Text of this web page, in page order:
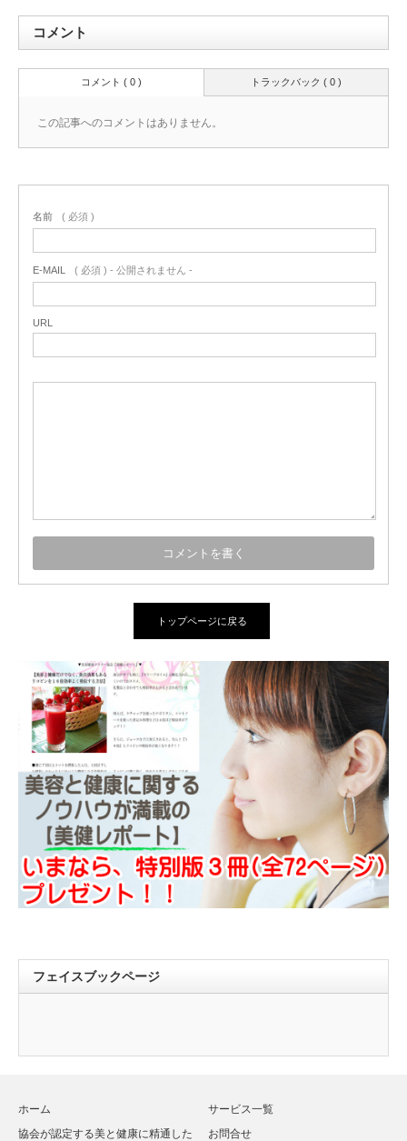
コメント
トラックバック ( 0 )
コメント ( 0 )
この記事へのコメントはありません。
名前 ( 必須 )
E-MAIL ( 必須 ) - 公開されません -
URL
トップページに戻る
フェイスブックページ
ホーム
サービス一覧
協会が認定する美と健康に精通した
お問合せ